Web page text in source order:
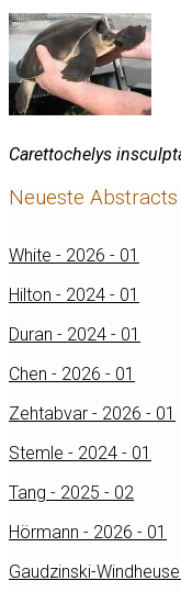
Carettochelys
Neueste Abstracts
White - 2026 - 01
Hilton - 2024 - 01
Duran - 2024 - 01
Chen - 2026 - 01
Zehtabvar - 2026 - 01
Stemle - 2024 - 01
Tang - 2025 - 02
Hörmann - 2026 - 01
Gaudzinski-